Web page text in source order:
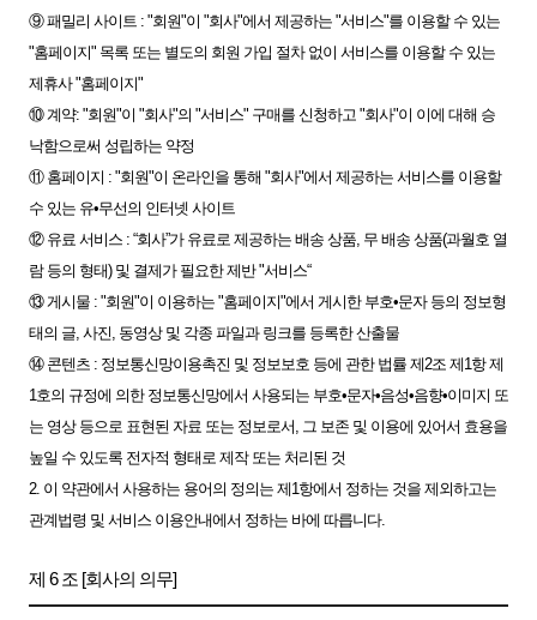
⑨ 패밀리 사이트 : "회원"이 "회사"에서 제공하는 "서비스"를 이용할 수 있는
"홈페이지" 목록 또는 별도의 회원 가입 절차 없이 서비스를 이용할 수 있는
제휴사 "홈페이지"
⑩ 계약: "회원"이 "회사"의 "서비스" 구매를 신청하고 "회사"이 이에 대해 승
낙함으로써 성립하는 약정
⑪ 홈페이지 : "회원"이 온라인을 통해 "회사"에서 제공하는 서비스를 이용할
수 있는 유•무선의 인터넷 사이트
⑫ 유료 서비스 : “회사”가 유료로 제공하는 배송 상품, 무 배송 상품(과월호 열
람 등의 형태) 및 결제가 필요한 제반 "서비스“
⑬ 게시물 : "회원"이 이용하는 "홈페이지"에서 게시한 부호•문자 등의 정보형
태의 글, 사진, 동영상 및 각종 파일과 링크를 등록한 산출물
⑭ 콘텐츠 : 정보통신망이용촉진 및 정보보호 등에 관한 법률 제2조 제1항 제
1호의 규정에 의한 정보통신망에서 사용되는 부호•문자•음성•음향•이미지 또
는 영상 등으로 표현된 자료 또는 정보로서, 그 보존 및 이용에 있어서 효용을
높일 수 있도록 전자적 형태로 제작 또는 처리된 것
2. 이 약관에서 사용하는 용어의 정의는 제1항에서 정하는 것을 제외하고는
관계법령 및 서비스 이용안내에서 정하는 바에 따릅니다.
제 6 조 [회사의 의무]